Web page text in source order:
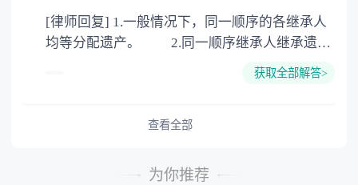
公证。
[律师回复] 1.一般情况下，同一顺序的各继承人
均等分配遗产。 2.同一顺序继承人继承遗产
或者与被继承人共同生活的继承人，分配遗产
的继承人，不尽扶养义务的，分配遗产时，应当
获取全部解答>
查看全部
为你推荐